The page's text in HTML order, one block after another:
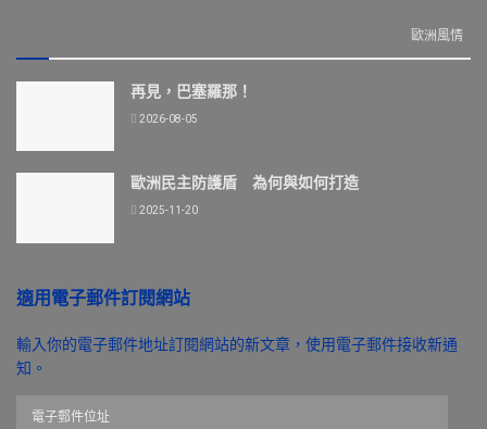
歐洲風情
再見，巴塞羅那！
2026-08-05
歐洲民主防護盾 為何與如何打造
2025-11-20
適用電子郵件訂閱網站
輸入你的電子郵件地址訂閱網站的新文章，使用電子郵件接收新通
知。